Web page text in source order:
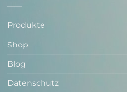
Produkte
Shop
Blog
Datenschutz